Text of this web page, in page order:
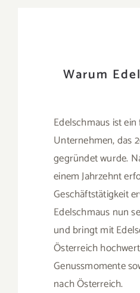
Warum
Edelschmaus ist
Unternehmen, das
gegründet wurde.
einem Jahrzehnt
Geschäftstätigkeit
Edelschmaus nun
und bringt mit
Österreich
Genussmomente
nach Österreich.